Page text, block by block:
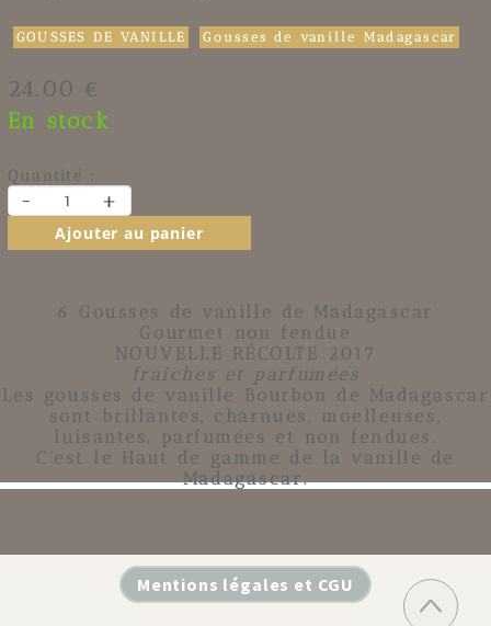
GOUSSES DE VANILLE Gousses de vanille Madagascar
24.00 €
En stock
Quantité :
- +
Ajouter au panier
6 Gousses de vanille de Madagascar
Gourmet non fendue
NOUVELLE RÉCOLTE 2017
fraiches et parfumées
Les gousses de vanille Bourbon de Madagascar
sont brillantes, charnues, moelleuses,
luisantes, parfumées et non fendues.
C'est le Haut de gamme de la vanille de
Madagascar.
Mentions légales et CGU